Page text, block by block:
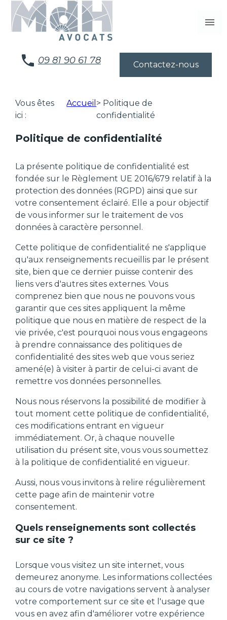
menu
09 81 90 61 78 Contactez-nous
Vous êtes
ici :
Accueil > Politique de
confidentialité
Politique de confidentialité
La présente politique de confidentialité est
fondée sur le Règlement UE 2016/679 relatif à la
protection des données (RGPD) ainsi que sur
votre consentement éclairé. Elle a pour objectif
de vous informer sur le traitement de vos
données à caractère personnel.
Cette politique de confidentialité ne s'applique
qu'aux renseignements recueillis par le présent
site, bien que ce dernier puisse contenir des
liens vers d'autres sites externes. Vous
comprenez bien que nous ne pouvons vous
garantir que ces sites appliquent la même
politique que nous en matière de respect de la
vie privée, c'est pourquoi nous vous engageons
à prendre connaissance des politiques de
confidentialité des sites web que vous seriez
amené(e) à visiter à partir de celui-ci avant de
remettre vos données personnelles.
Nous nous réservons la possibilité de modifier à
tout moment cette politique de confidentialité,
ces modifications entrant en vigueur
immédiatement. Or, à chaque nouvelle
utilisation du présent site, vous vous soumettez
à la politique de confidentialité en vigueur.
Aussi, nous vous invitons à relire régulièrement
cette page afin de maintenir votre
consentement.
Quels renseignements sont collectés
sur ce site ?
Lorsque vous visitez un site internet, vous
demeurez anonyme. Les informations collectées
au cours de votre navigations servent à analyser
votre comportement sur ce site et l'usage que
vous en avez afin d'améliorer votre expérience
Panneau de gestion des cookies